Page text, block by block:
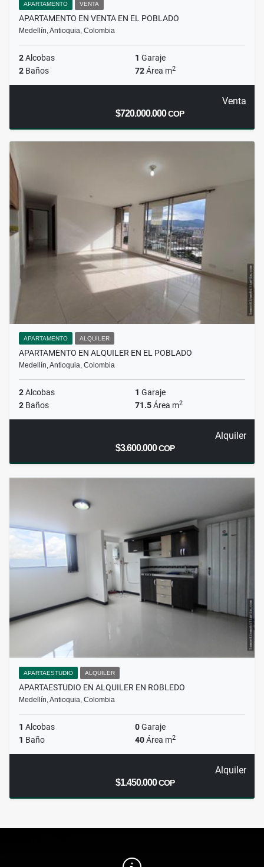
APARTAMENTO VENTA
APARTAMENTO EN VENTA EN EL POBLADO
Medellín, Antioquia, Colombia
2Alcobas 1 Garaje
2 Baños 72Área m2
Venta
$720.000.000COP
APARTAMENTO ALQUILER
APARTAMENTO EN ALQUILER EN EL POBLADO
Medellín, Antioquia, Colombia
2Alcobas 1 Garaje
2 Baños 71.5Área m2
Alquiler
$3.600.000COP
APARTAESTUDIO ALQUILER
APARTAESTUDIO EN ALQUILER EN ROBLEDO
Medellín, Antioquia, Colombia
1 Alcobas 0Garaje
1 Baño 40Área m2
Alquiler
$1.450.000COP